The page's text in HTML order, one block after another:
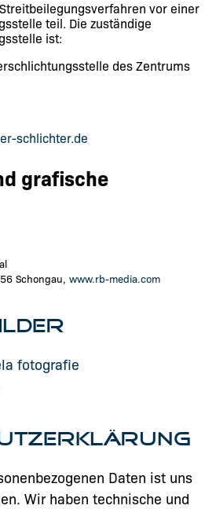
vor einer
teil. Die zuständige
ist:
des Zentrums
schlichter.de
grafische
Schongau, www.rb-media.com
fotografie
Daten ist uns
Wir haben technische und